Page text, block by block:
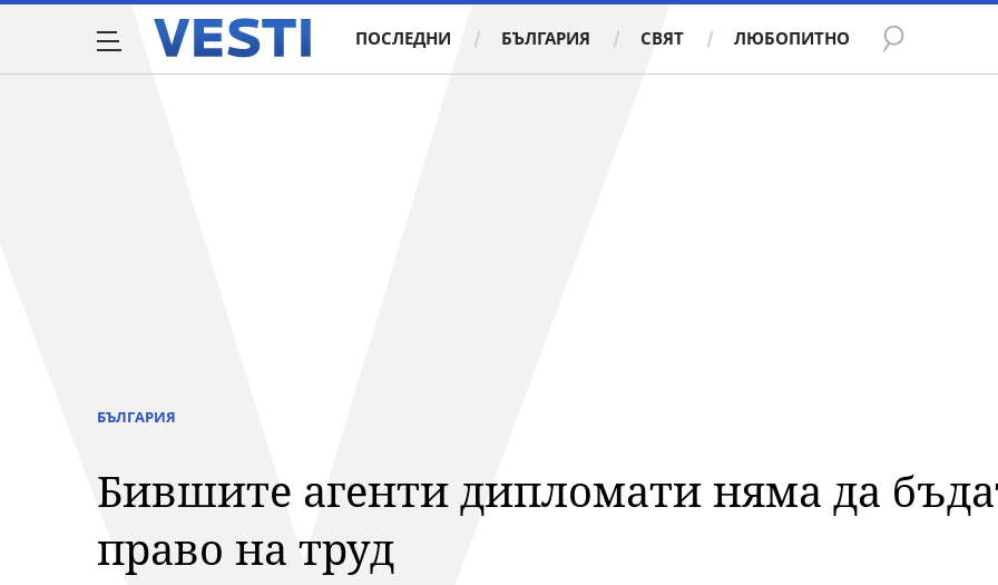
ПОСЛЕДНИ БЪЛГАРИЯ СВЯТ ЛЮБОПИТНО
БЪЛГАРИЯ
Бившите агенти дипломати няма да
право на труд